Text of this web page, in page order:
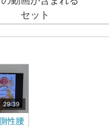
セット
29:39
性腰